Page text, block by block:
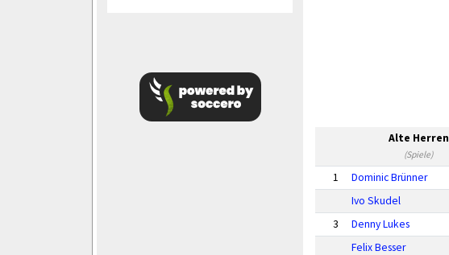
Alte Herren
(Spiele)
1 Dominic Brünner
Ivo Skudel
3
Denny Lukes
Felix Besser